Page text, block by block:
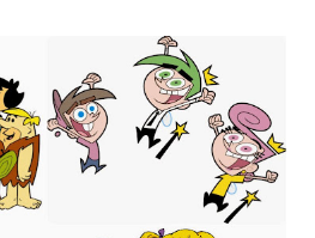
minhas favoritas e colocar aí
e amarem tanto quanto eu
delas você só vai gostar mesmo
falei como é bom lembrar de uma
Lily Allen - Littlest Things
Lily Allen - Fuck You Kodaline -